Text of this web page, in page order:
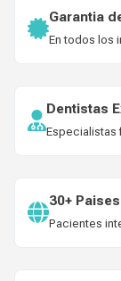
Garantia
En todos los
Dentistas
Especialistas
30+ Paises
Pacientes